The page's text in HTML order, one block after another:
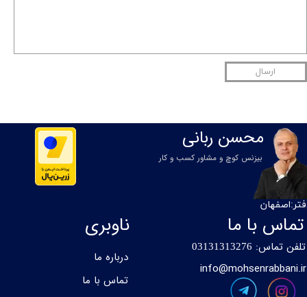
ارسال
محسن ربانی
بیزنس کوچ و مشاور کسب و کار
ناوبری
درباره ما
تماس با ما
تماس با ما
info@mohsenrabbani.ir
تلفن تماس: 03131313276